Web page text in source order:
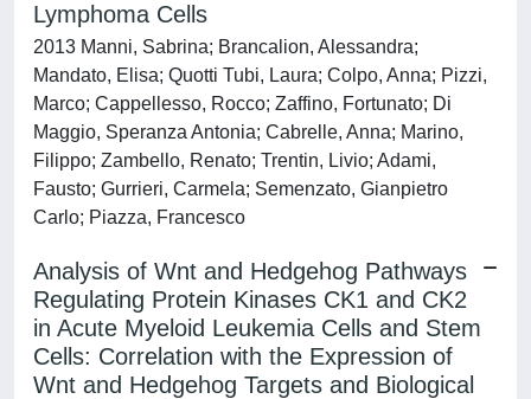
Lymphoma Cells
2013 Manni, Sabrina; Brancalion, Alessandra;
Mandato, Elisa; Quotti Tubi, Laura; Colpo, Anna; Pizzi,
Marco; Cappellesso, Rocco; Zaffino, Fortunato; Di
Maggio, Speranza Antonia; Cabrelle, Anna; Marino,
Filippo; Zambello, Renato; Trentin, Livio; Adami,
Fausto; Gurrieri, Carmela; Semenzato, Gianpietro
Carlo; Piazza, Francesco
Analysis of Wnt and Hedgehog Pathways
Regulating Protein Kinases CK1 and CK2
in Acute Myeloid Leukemia Cells and Stem
Cells: Correlation with the Expression of
Wnt and Hedgehog Targets and Biological